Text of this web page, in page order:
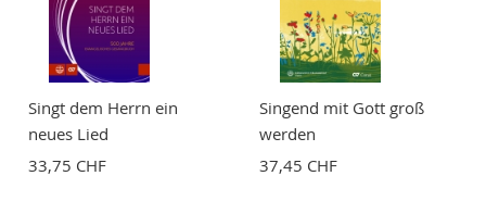
Singt dem Herrn ein
neues Lied
33,75 CHF
Singend mit Gott groß
werden
37,45 CHF